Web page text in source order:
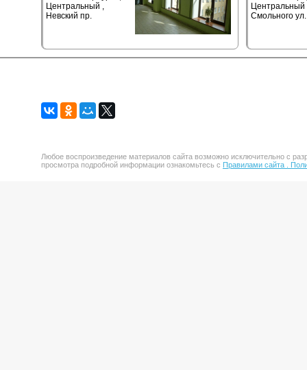
Центральный ,
Невский пр.
Центральный
Смольного ул.
Любое воспроизведение материалов сайта возможно исключительно с
просмотра подробной информации ознакомьтесь с Правилами сайта .